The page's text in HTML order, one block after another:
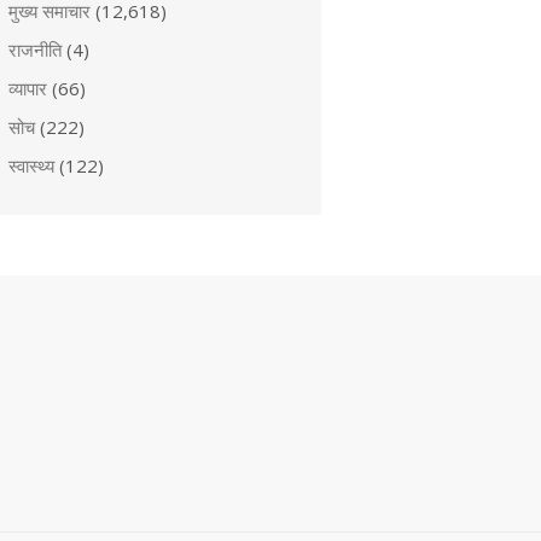
मुख्य समाचार (12,618)
राजनीति(4)
व्यापार (66)
सोच(222)
स्वास्थ्य(122)